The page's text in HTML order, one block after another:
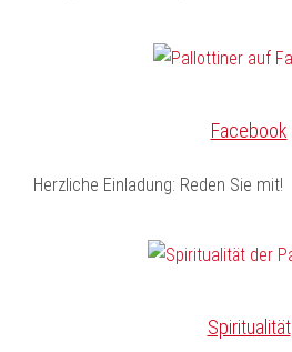
Facebook
Herzliche Einladung: Reden Sie mit!
Spiritualität